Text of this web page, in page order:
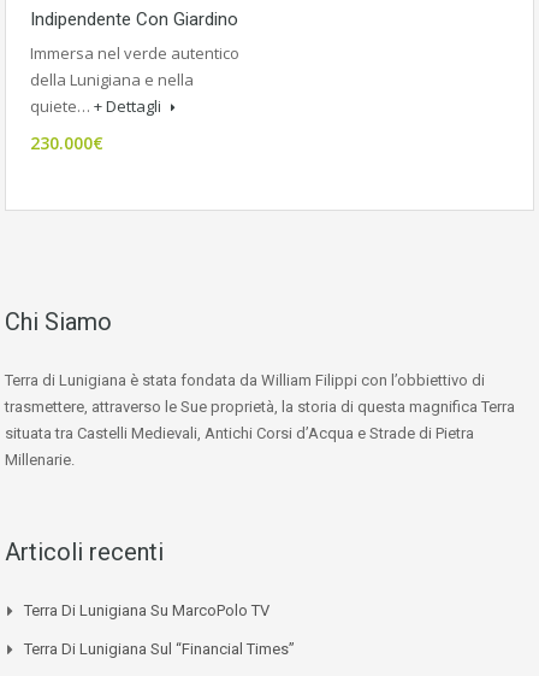
Indipendente Con Giardino
Immersa nel verde autentico
della Lunigiana e nella
quiete… + Dettagli
230.000€
Chi Siamo
Terra di Lunigiana è stata fondata da William Filippi con l’obbiettivo di
trasmettere, attraverso le Sue proprietà, la storia di questa magnifica Terra
situata tra Castelli Medievali, Antichi Corsi d’Acqua e Strade di Pietra
Millenarie.
Articoli recenti
Terra Di Lunigiana Su MarcoPolo TV
Terra Di Lunigiana Sul “Financial Times”